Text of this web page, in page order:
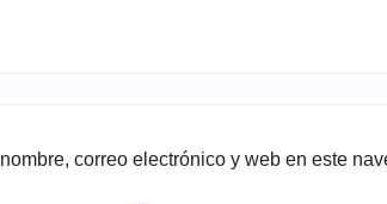
correo electrónico y web en este